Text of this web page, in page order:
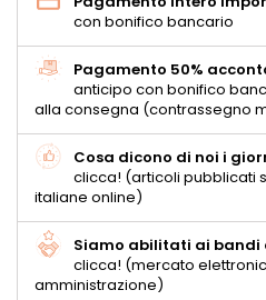
con bonifico bancario
Pagamento 50%
anticipo con bonifico
alla consegna (contrassegno
Cosa dicono di noi i
clicca! (articoli pubblicati
italiane online)
Siamo abilitati ai bandi
clicca! (mercato
amministrazione)